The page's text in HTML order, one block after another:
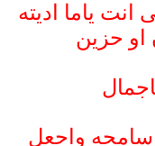
انت ياما اديته
او حزين
وسامحه واجعل